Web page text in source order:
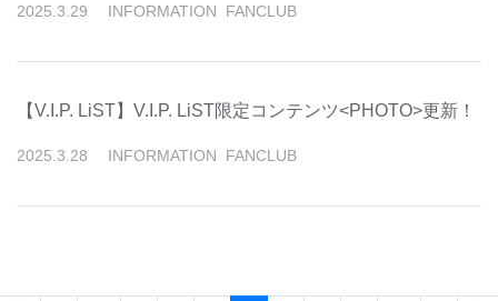
2025 3 29 INFORMATION FANCLUB
【V.I.P. LiST】V.I.P. LiST限定コンテンツ<PHOTO>更新！
2025 3 28 INFORMATION FANCLUB